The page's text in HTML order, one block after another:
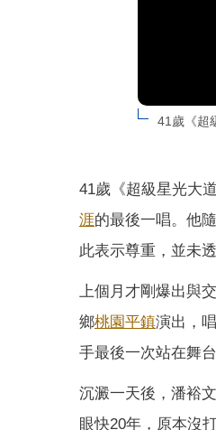
41歲《超
41歲《超級星光大
涯的最後一唱。他
此表示尊重，並未
上個月才剛爆出與
鄉桃園平鎮演出，
手最後一次站在舞
沉澱一天後，潘裕
眼快20年，原本沒